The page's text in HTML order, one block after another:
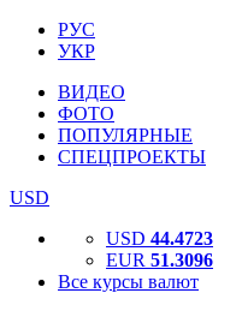
РУС
УКР
ВИДЕО
ФОТО
ПОПУЛЯРНЫЕ
СПЕЦПРОЕКТЫ
USD
USD 44.4723
EUR 51.3096
Все курсы валют